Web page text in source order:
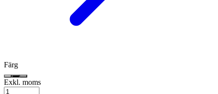
Färg
Exkl. moms